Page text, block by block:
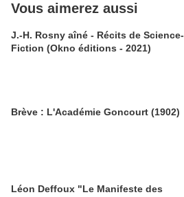
Vous aimerez aussi
J.-H. Rosny aîné - Récits de Science-
Fiction (Okno éditions - 2021)
Brève : L'Académie Goncourt (1902)
Léon Deffoux "Le Manifeste des